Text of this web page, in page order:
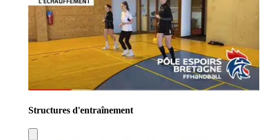
Structures d'entraînement